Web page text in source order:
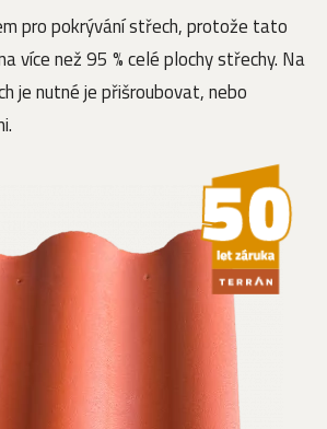
pro pokrývání střech, protože tato
více než 95 % celé plochy střechy. Na
je nutné je přišroubovat, nebo